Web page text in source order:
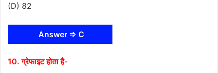
(D) 82
Answer ⇒ C
10. ग्रेफाइट होता है-